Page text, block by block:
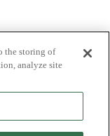
the storing of
analyze site